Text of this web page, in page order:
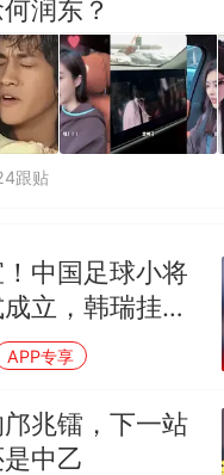
润东？
跟贴
中国足球小将
立，韩瑞挂帅
教练！
APP专享
兆镭，下一站
中乙